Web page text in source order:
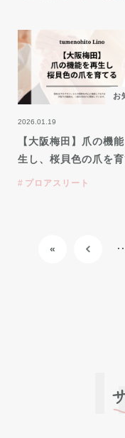
お
2026.01.19
【大阪梅田】爪の機
生し、桜貝色の爪を
プロアスリート
«